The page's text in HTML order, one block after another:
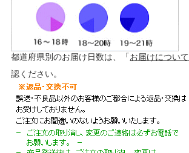
都道府県別のお届け日数は、「お届けについて
認ください。